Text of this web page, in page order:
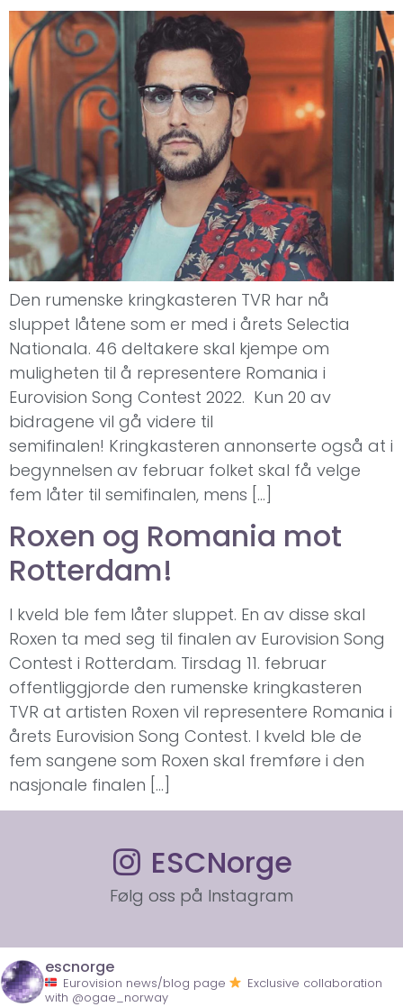
Den rumenske kringkasteren TVR har nå
sluppet låtene som er med i årets Selectia
Nationala. 46 deltakere skal kjempe om
muligheten til å representere Romania i
Eurovision Song Contest 2022. Kun 20 av
bidragene vil gå videre til
semifinalen! Kringkasteren annonserte også at i
begynnelsen av februar folket skal få velge
fem låter til semifinalen, mens […]
Roxen og Romania mot
Rotterdam!
I kveld ble fem låter sluppet. En av disse skal
Roxen ta med seg til finalen av Eurovision Song
Contest i Rotterdam. Tirsdag 11. februar
offentliggjorde den rumenske kringkasteren
TVR at artisten Roxen vil representere Romania i
årets Eurovision Song Contest. I kveld ble de
fem sangene som Roxen skal fremføre i den
nasjonale finalen […]
ESCNorge
Følg oss på Instagram
escnorge
Eurovision news/blog page
Exclusive collaboration
with @ogae_norway